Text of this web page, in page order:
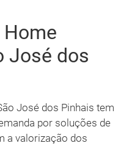
José dos
José dos Pinhais tem
por soluções de
a valorização dos